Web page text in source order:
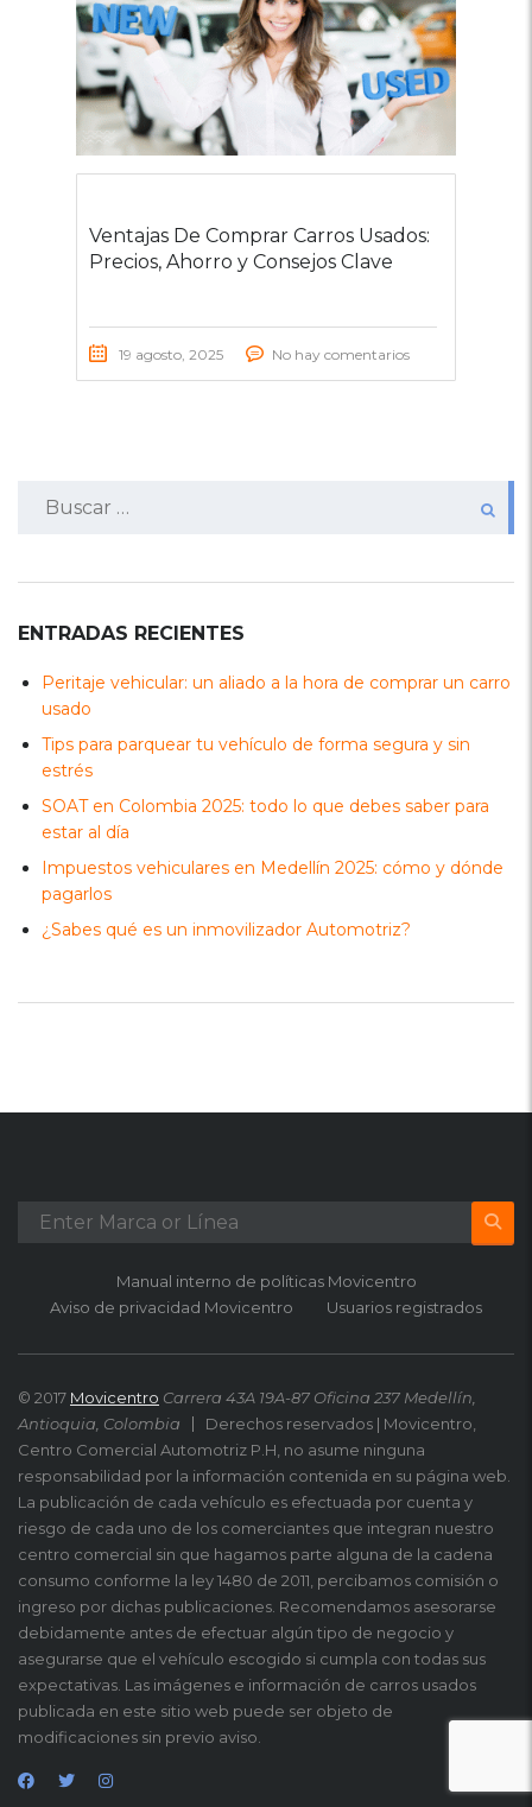
Ventajas De Comprar Carros Usados:
Precios, Ahorro y Consejos Clave
19 agosto, 2025 No hay comentarios
ENTRADAS RECIENTES
Peritaje vehicular: un aliado a la hora de comprar un carro
usado
Tips para parquear tu vehículo de forma segura y sin
estrés
SOAT en Colombia 2025: todo lo que debes saber para
estar al día
Impuestos vehiculares en Medellín 2025: cómo y dónde
pagarlos
¿Sabes qué es un inmovilizador Automotriz?
Manual interno de políticas Movicentro
Aviso de privacidad Movicentro
Usuarios registrados
© 2017 Movicentro Carrera 43A 19A-87 Oficina 237 Medellín,
Antioquia, Colombia
Derechos reservados | Movicentro,
Centro Comercial Automotriz P.H, no asume ninguna
responsabilidad por la información contenida en su página web.
La publicación de cada vehículo es efectuada por cuenta y
riesgo de cada uno de los comerciantes que integran nuestro
centro comercial sin que hagamos parte alguna de la cadena
consumo conforme la ley 1480 de 2011, percibamos comisión o
ingreso por dichas publicaciones. Recomendamos asesorarse
debidamente antes de efectuar algún tipo de negocio y
asegurarse que el vehículo escogido si cumpla con todas sus
expectativas. Las imágenes e información de carros usados
publicada en este sitio web puede ser objeto de
modificaciones sin previo aviso.